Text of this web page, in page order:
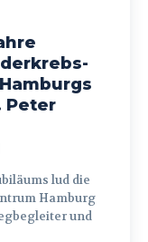
Peter
Hamburg
und